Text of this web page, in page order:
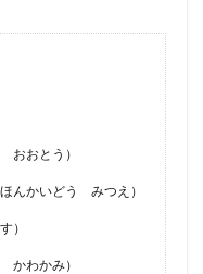
おとう）
んかいどう みつえ）
）
わかみ）